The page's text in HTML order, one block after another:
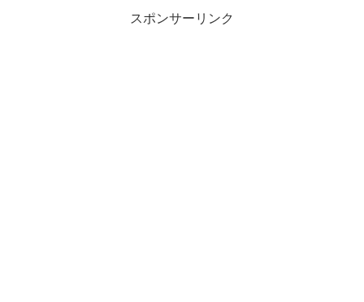
スポンサーリンク